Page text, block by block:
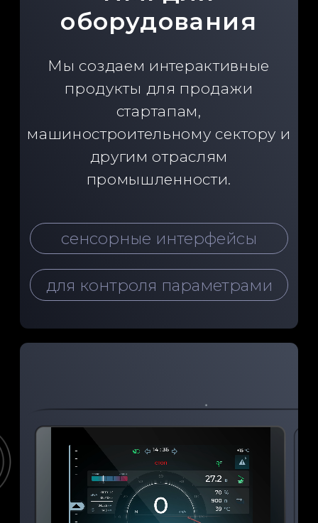
интуитивно понятные,
современные интерфейсы. В них
Сельхоз машины
для мобильных
приложений